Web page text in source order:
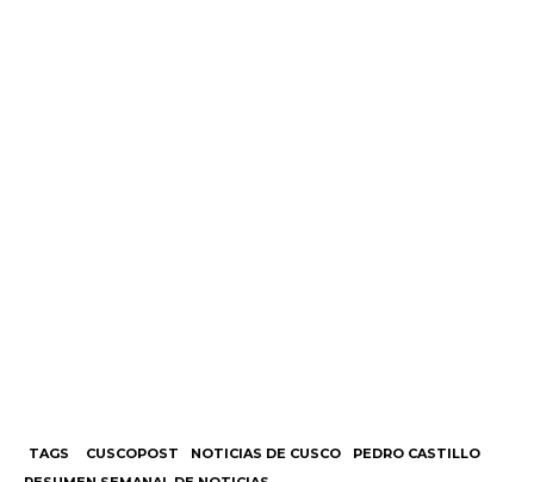
TAGS CUSCOPOST NOTICIAS DE CUSCO
PEDRO CASTILLO